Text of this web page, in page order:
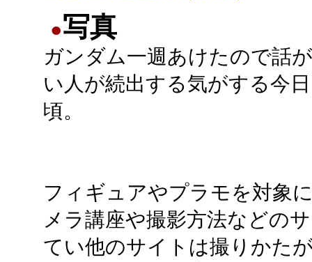
●写真
ガンダム一週あけたので話
い人が続出する気がする今
頃。
フィギュアやプラモを対象
メラ講座や撮影方法などの
てい他のサイトは撮りかた